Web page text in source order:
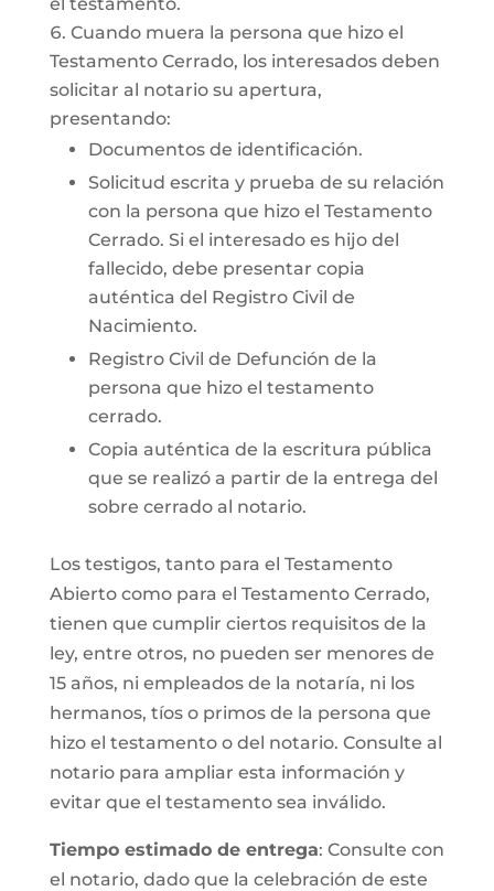
Cuando muera la persona que hizo el
Testamento Cerrado, los interesados deben
solicitar al notario su apertura,
presentando:
Documentos de identificación.
Solicitud escrita y prueba de su relación
con la persona que hizo el Testamento
Cerrado. Si el interesado es hijo del
fallecido, debe presentar copia
auténtica del Registro Civil de
Nacimiento.
Registro Civil de Defunción de la
persona que hizo el testamento
cerrado.
Copia auténtica de la escritura pública
que se realizó a partir de la entrega del
sobre cerrado al notario.
Los testigos, tanto para el Testamento
Abierto como para el Testamento Cerrado,
tienen que cumplir ciertos requisitos de la
ley, entre otros, no pueden ser menores de
15 años, ni empleados de la notaría, ni los
hermanos, tíos o primos de la persona que
hizo el testamento o del notario. Consulte al
notario para ampliar esta información y
evitar que el testamento sea inválido.
Tiempo estimado de entrega: Consulte con
el notario, dado que la celebración de este